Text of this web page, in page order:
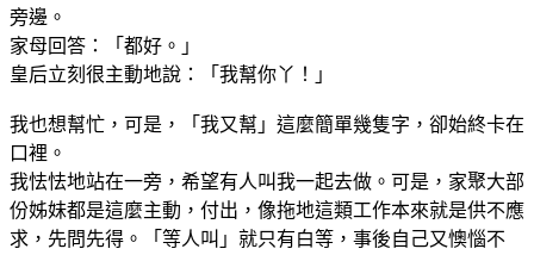
旁邊。
家母回答：「都好。」
皇后立刻很主動地說：「我幫你丫！」
我也想幫忙，可是，「我又幫」這麼簡單幾隻字，卻始終卡在
口裡。
我怯怯地站在一旁，希望有人叫我一起去做。可是，家聚大部
份姊妹都是這麼主動，付出，像拖地這類工作本來就是供不應
求，先問先得。「等人叫」就只有白等，事後自己又懊惱不